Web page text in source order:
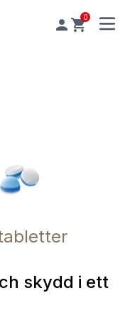
0
MENU
skydd i ett